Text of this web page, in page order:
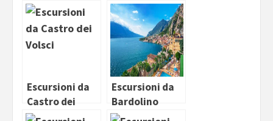
Escursioni da
Castro dei
Volsci
Escursioni da
Bardolino